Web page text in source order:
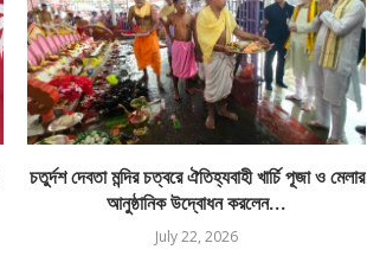
চতুর্দশ দেবতা মন্দির চত্বরে ঐতিহ্যবাহী খার্চি পূজা ও মেলার
আনুষ্ঠানিক উদ্বোধন করলেন...
July 22, 2026